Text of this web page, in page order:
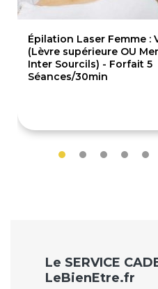
Épilation Laser Femme : Visage
(Lèvre supérieure OU
Inter Sourcils) - Forfait 5
Séances/30min
Le SERVICE
LeBienEtre.fr